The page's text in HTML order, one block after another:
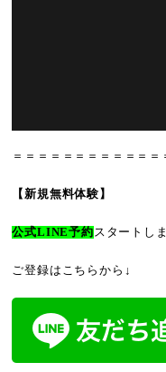
＝＝＝＝＝＝＝＝＝＝＝＝
【新規無料体験】
公式LINE予約スタートし
ご登録はこちらから↓